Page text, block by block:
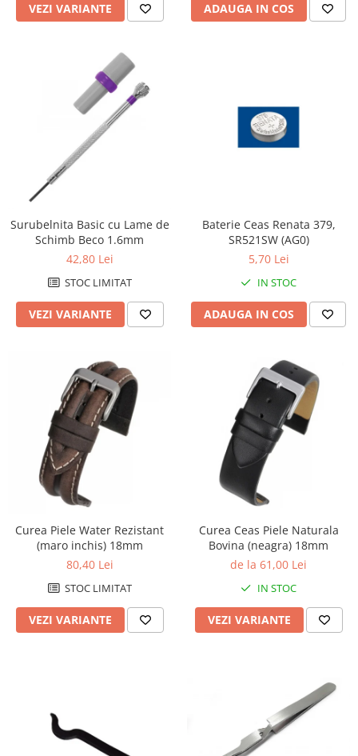
Scule si Accesorii Ceasuri
Clesti Miniatura
Curatare si Intretinere
Cutii Pastrare Ceasuri
Dispozitive Bratari si Curele
Dispozitive Capace Ceas
Extractoare Indicatoare
Lupe, Dispozitive Optice
Mecanisme Ceas
Pensete
Piese Ceasuri
Scule Speciale
Surubelnite fine
Truse / Kituri Ceasornicar
VEZI VARIANTE ADAUGA IN COS
Surubelnita Basic cu Lame de
Schimb Beco 1.6mm
42,80 Lei
STOC LIMITAT
VEZI VARIANTE
Baterie Ceas Renata 379,
SR521SW (AG0)
5,70 Lei
IN STOC
ADAUGA IN COS
Curea Piele Water Rezistant
(maro inchis) 18mm
80,40 Lei
STOC LIMITAT
VEZI VARIANTE
Curea Ceas Piele Naturala
Bovina (neagra) 18mm
de la 61,00 Lei
IN STOC
VEZI VARIANTE